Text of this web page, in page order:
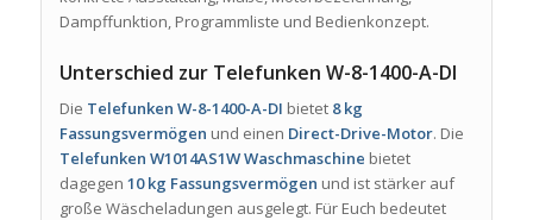
Dampffunktion, Programmliste und Bedienkonzept.
Unterschied zur Telefunken W-8-1400-A-DI
Die Telefunken W-8-1400-A-DI bietet 8 kg
Fassungsvermögen und einen Direct-Drive-Motor. Die
Telefunken W1014AS1W Waschmaschine bietet
dagegen 10 kg Fassungsvermögen und ist stärker auf
große Wäscheladungen ausgelegt. Für Euch bedeutet